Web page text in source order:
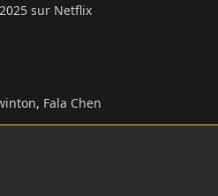
sur Netflix
Fala Chen